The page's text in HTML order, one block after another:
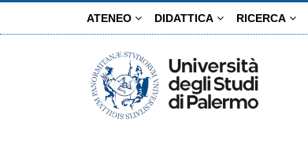
ATENEO DIDATTICA RICERCA